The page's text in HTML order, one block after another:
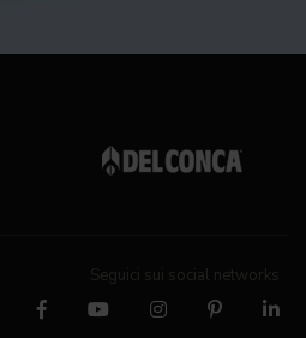
Seguici sui social networks